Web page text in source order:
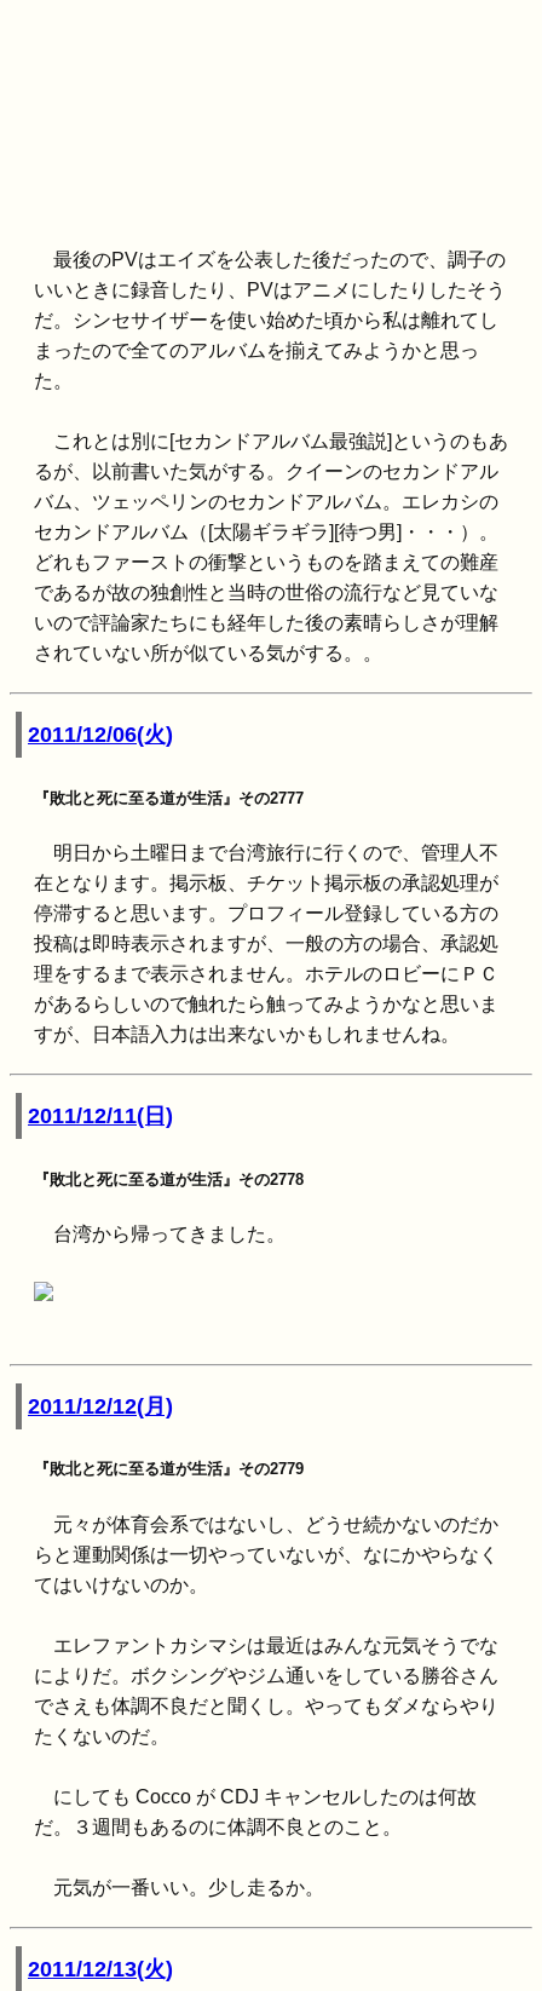
最後のPVはエイズを公表した後だったので、調子の
いいときに録音したり、PVはアニメにしたりしたそう
だ。シンセサイザーを使い始めた頃から私は離れてし
まったので全てのアルバムを揃えてみようかと思っ
た。
これとは別に[セカンドアルバム最強説]というのもあ
るが、以前書いた気がする。クイーンのセカンドアル
バム、ツェッペリンのセカンドアルバム。エレカシの
セカンドアルバム（[太陽ギラギラ][待つ男]・・・）。
どれもファーストの衝撃というものを踏まえての難産
であるが故の独創性と当時の世俗の流行など見ていな
いので評論家たちにも経年した後の素晴らしさが理解
されていない所が似ている気がする。。
2011/12/06(火)
『敗北と死に至る道が生活』その2777
明日から土曜日まで台湾旅行に行くので、管理人不
在となります。掲示板、チケット掲示板の承認処理が
停滞すると思います。プロフィール登録している方の
投稿は即時表示されますが、一般の方の場合、承認処
理をするまで表示されません。ホテルのロビーにＰＣ
があるらしいので触れたら触ってみようかなと思いま
すが、日本語入力は出来ないかもしれませんね。
2011/12/11(日)
『敗北と死に至る道が生活』その2778
台湾から帰ってきました。
2011/12/12(月)
『敗北と死に至る道が生活』その2779
元々が体育会系ではないし、どうせ続かないのだか
らと運動関係は一切やっていないが、なにかやらなく
てはいけないのか。
エレファントカシマシは最近はみんな元気そうでな
によりだ。ボクシングやジム通いをしている勝谷さん
でさえも体調不良だと聞くし。やってもダメならやり
たくないのだ。
にしても Cocco が CDJ キャンセルしたのは何故
だ。３週間もあるのに体調不良とのこと。
元気が一番いい。少し走るか。
2011/12/13(火)